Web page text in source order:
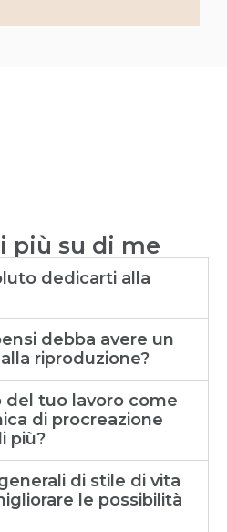
più su di me
dedicarti alla
debba avere un
riproduzione?
del tuo lavoro come
di procreazione
più?
di stile di vita
le possibilità